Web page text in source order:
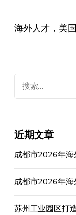
海外人才，美
索：
近期文章
成都市2026年海
成都市2026年海
苏州工业园区打